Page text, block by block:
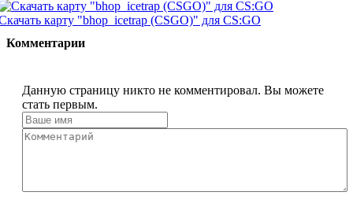
карту "bhop_icetrap (CSGO)" для CS:GO
Комментарии
Данную страницу никто не комментировал. Вы можете
стать первым.